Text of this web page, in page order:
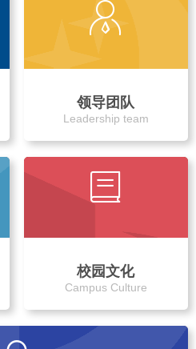
领导团队
Leadership team
校园文化
Campus Culture